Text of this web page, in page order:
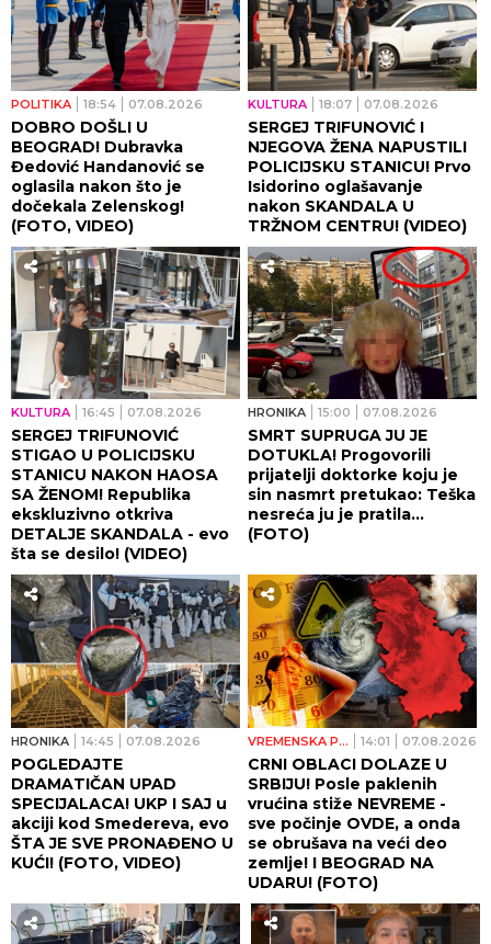
POLITIKA 18:54 07.08.2026
DOBRO DOŠLI U
BEOGRAD! Dubravka
Đedović Handanović se
oglasila nakon što je
dočekala Zelenskog!
(FOTO, VIDEO)
KULTURA 18:07 07.08.2026
SERGEJ TRIFUNOVIĆ I
NJEGOVA ŽENA NAPUSTILI
POLICIJSKU STANICU! Prvo
Isidorino oglašavanje
nakon SKANDALA U
TRŽNOM CENTRU! (VIDEO)
KULTURA 16:45 07.08.2026
SERGEJ TRIFUNOVIĆ
STIGAO U POLICIJSKU
STANICU NAKON HAOSA
SA ŽENOM! Republika
ekskluzivno otkriva
DETALJE SKANDALA - evo
šta se desilo! (VIDEO)
HRONIKA 15:00 07.08.2026
SMRT SUPRUGA JU JE
DOTUKLA! Progovorili
prijatelji doktorke koju je
sin nasmrt pretukao: Teška
nesreća ju je pratila...
(FOTO)
HRONIKA 14:45 07.08.2026
POGLEDAJTE
DRAMATIČAN UPAD
SPECIJALACA! UKP I SAJ u
akciji kod Smedereva, evo
ŠTA JE SVE PRONAĐENO U
KUĆI! (FOTO, VIDEO)
VREMENSKA PROGNOZA 14:01 07.08.2026
CRNI OBLACI DOLAZE U
SRBIJU! Posle paklenih
vrućina stiže NEVREME -
sve počinje OVDE, a onda
se obrušava na veći deo
zemlje! I BEOGRAD NA
UDARU! (FOTO)